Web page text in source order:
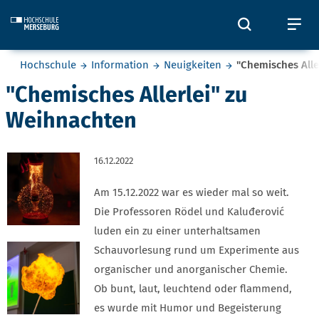
Öffnet
Sie befinden sich hier:
Hochschule Information Neuigkeiten "Chemisches
"Chemisches Allerlei" zu
Weihnachten
16.12.2022
Am 15.12.2022 war es wieder mal so weit.
Die Professoren Rödel und Kaluđerović
luden ein zu einer unterhaltsamen
Schauvorlesung rund um Experimente aus
organischer und anorganischer Chemie.
Ob bunt, laut, leuchtend oder flammend,
es wurde mit Humor und Begeisterung